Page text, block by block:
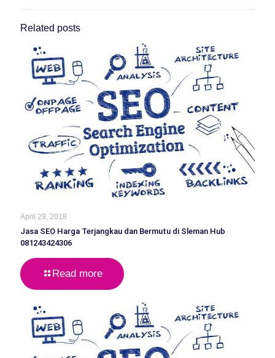
Related posts
April 29, 2018
Jasa SEO Harga Terjangkau dan Bermutu di Sleman Hub
081243424306
Read more